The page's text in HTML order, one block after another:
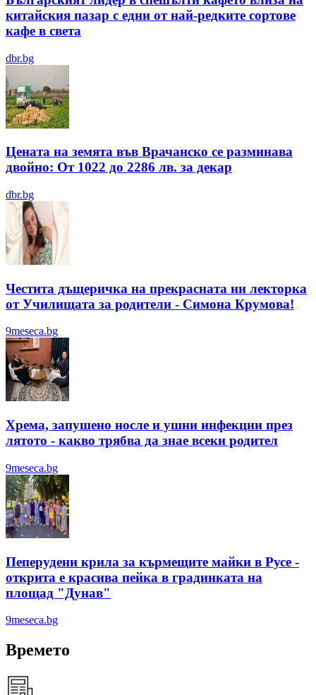
китайския пазар с едни от най-редките сортове
кафе в света
dbr.bg
Цената на земята във Врачанско се разминава
двойно: От 1022 до 2286 лв. за декар
dbr.bg
Честита дъщеричка на прекрасната ни лекторка
от Училищата за родители - Симона Крумова!
9meseca.bg
Хрема, запушено носле и ушни инфекции през
лятотo - какво трябва да знае всеки родител
9meseca.bg
Пеперудени крила за кърмещите майки в Русе -
открита е красива пейка в градинката на
площад "Дунав"
9meseca.bg
Времето